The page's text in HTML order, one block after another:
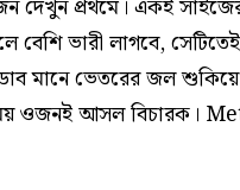
প্রথমে। একই সাইজের
বেশি ভারী লাগবে,
মানে ভেতরের জল
ওজনই আসল বিচারক।